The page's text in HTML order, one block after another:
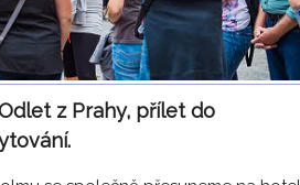
z Prahy, přílet do